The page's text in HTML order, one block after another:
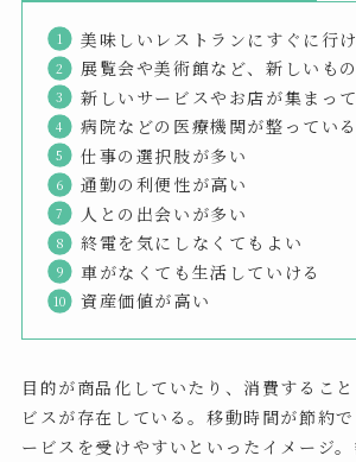
美味しいレストランにすぐに行
展覧会や美術館など、新しいも
新しいサービスやお店が集まっ
病院などの医療機関が整っている
仕事の選択肢が多い
通勤の利便性が高い
人との出会いが多い
終電を気にしなくてもよい
車がなくても生活していける
資産価値が高い
目的が商品化していたり、消費するこ
ビスが存在している。移動時間が節約
ービスを受けやすいといったイメージ